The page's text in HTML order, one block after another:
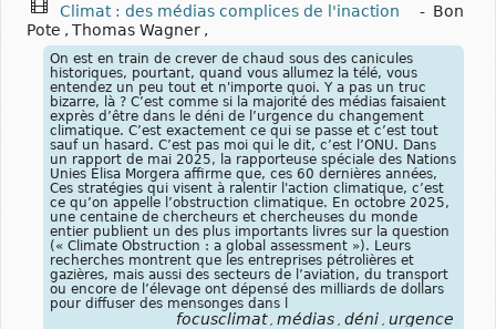
Climat : des médias complices de l'inaction - Bon
Pote , Thomas Wagner ,
On est en train de crever de chaud sous des canicules
historiques, pourtant, quand vous allumez la télé, vous
entendez un peu tout et n'importe quoi. Y a pas un truc
bizarre, là ? C’est comme si la majorité des médias faisaient
exprès d’être dans le déni de l’urgence du changement
climatique. C’est exactement ce qui se passe et c’est tout
sauf un hasard. C’est pas moi qui le dit, c’est l’ONU. Dans
un rapport de mai 2025, la rapporteuse spéciale des Nations
Unies Elisa Morgera affirme que, ces 60 dernières années,
Ces stratégies qui visent à ralentir l'action climatique, c’est
ce qu’on appelle l’obstruction climatique. En octobre 2025,
une centaine de chercheurs et chercheuses du monde
entier publient un des plus importants livres sur la question
(« Climate Obstruction : a global assessment »). Leurs
recherches montrent que les entreprises pétrolières et
gazières, mais aussi des secteurs de l’aviation, du transport
ou encore de l’élevage ont dépensé des milliards de dollars
pour diffuser des mensonges dans l
focusclimat médias déni urgence